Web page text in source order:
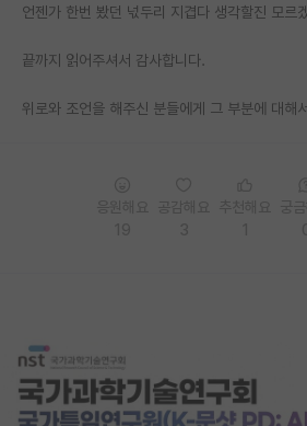
언젠가 한번 봤던 넋두리 지겹다 생각할진 모르
끝까지 읽어주셔서 감사합니다.
위로와 조언을 해주신 분들에게 그 부분에 대해